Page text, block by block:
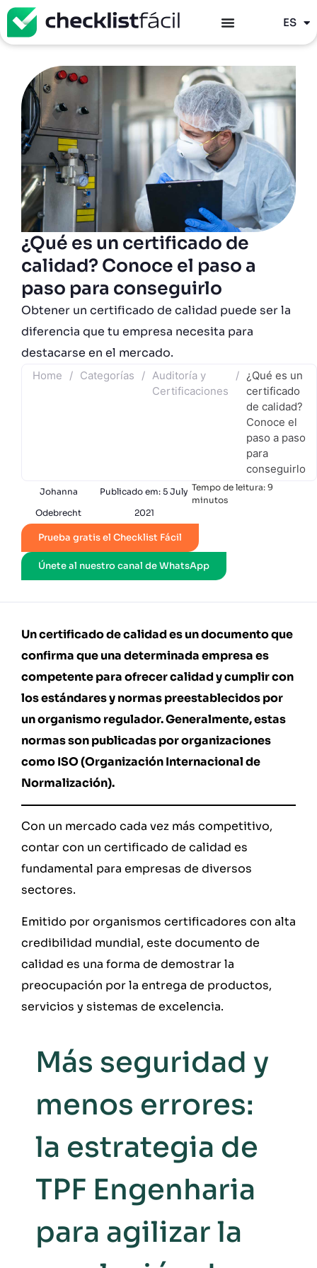
ES
EN
¿Qué es un certificado de
calidad? Conoce el paso a
paso para conseguirlo
Obtener un certificado de calidad puede ser la
diferencia que tu empresa necesita para
destacarse en el mercado.
Home / Categorías / Auditoría y
Certificaciones
/ ¿Qué es un
certificado
de calidad?
Conoce el
paso a paso
para
conseguirlo
Johanna
Odebrecht
Publicado em: 5 July
2021
Tempo de leitura: 9
minutos
Prueba gratis el Checklist Fácil
Únete al nuestro canal de WhatsApp
Un certificado de calidad es un documento que
confirma que una determinada empresa es
competente para ofrecer calidad y cumplir con
los estándares y normas preestablecidos por
un organismo regulador. Generalmente, estas
normas son publicadas por organizaciones
como ISO (Organización Internacional de
Normalización).
Con un mercado cada vez más competitivo,
contar con un certificado de calidad es
fundamental para empresas de diversos
sectores.
Emitido por organismos certificadores con alta
credibilidad mundial, este documento de
calidad es una forma de demostrar la
preocupación por la entrega de productos,
servicios y sistemas de excelencia.
Más seguridad y
menos errores:
la estrategia de
TPF Engenharia
para agilizar la